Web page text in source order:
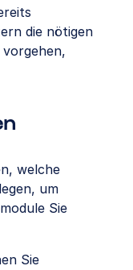
die nötigen
vorgehen,
welche
um
Sie
Sie